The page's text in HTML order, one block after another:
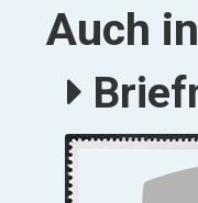
Auch in